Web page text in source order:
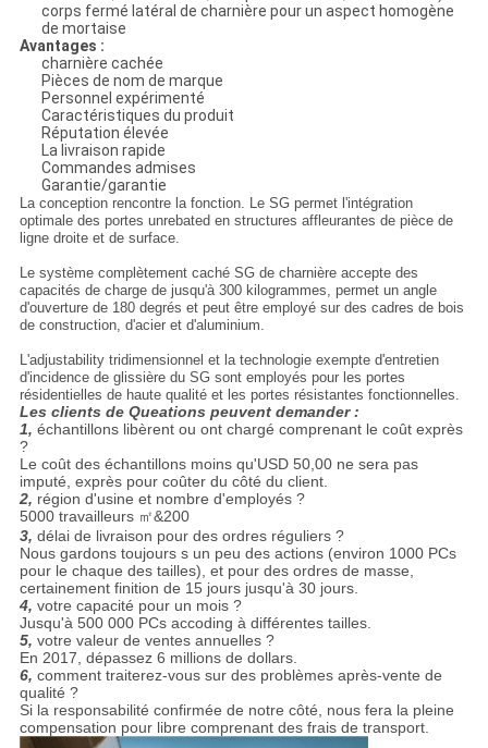
corps fermé latéral de charnière pour un aspect homogène
de mortaise
Avantages :
charnière cachée
Pièces de nom de marque
Personnel expérimenté
Caractéristiques du produit
Réputation élevée
La livraison rapide
Commandes admises
Garantie/garantie
La conception rencontre la fonction. Le SG permet l'intégration
optimale des portes unrebated en structures affleurantes de pièce de
ligne droite et de surface.
Le système complètement caché SG de charnière accepte des
capacités de charge de jusqu'à 300 kilogrammes, permet un angle
d'ouverture de 180 degrés et peut être employé sur des cadres de bois
de construction, d'acier et d'aluminium.
L'adjustability tridimensionnel et la technologie exempte d'entretien
d'incidence de glissière du SG sont employés pour les portes
résidentielles de haute qualité et les portes résistantes fonctionnelles.
Les clients de Queations peuvent demander :
1, échantillons libèrent ou ont chargé comprenant le coût exprès
?
Le coût des échantillons moins qu'USD 50,00 ne sera pas
imputé, exprès pour coûter du côté du client.
2, région d'usine et nombre d'employés ?
5000 travailleurs ㎡&200
3, délai de livraison pour des ordres réguliers ?
Nous gardons toujours s un peu des actions (environ 1000 PCs
pour le chaque des tailles), et pour des ordres de masse,
certainement finition de 15 jours jusqu'à 30 jours.
4, votre capacité pour un mois ?
Jusqu'à 500 000 PCs accoding à différentes tailles.
5, votre valeur de ventes annuelles ?
En 2017, dépassez 6 millions de dollars.
6, comment traiterez-vous sur des problèmes après-vente de
qualité ?
Si la responsabilité confirmée de notre côté, nous fera la pleine
compensation pour libre comprenant des frais de transport.